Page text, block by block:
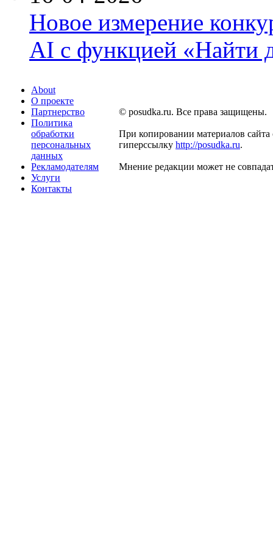
Новое измерение
AI с функцией «Найти
About
О проекте
Партнерство
Политика
обработки
персональных
данных
Рекламодателям
Услуги
Контакты
© posudka.ru. Все права защищены.
При копировании материалов сайта
гиперссылку http://posudka.ru.
Мнение редакции может не